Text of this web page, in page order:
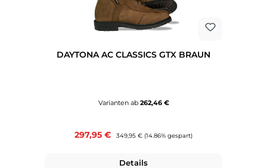
DAYTONA AC CLASSICS GTX BRAUN
Varianten ab262,46 €
Verkaufspreis:
297,95 € Regulärer Preis:
349,95 € (14.86% gespart)
Details